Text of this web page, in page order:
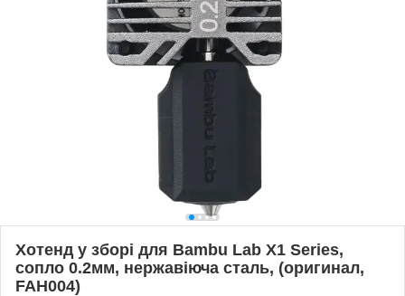
Хотенд у зборі для Bambu Lab X1 Series,
сопло 0.2мм, нержавіюча сталь, (оригинал,
FAH004)